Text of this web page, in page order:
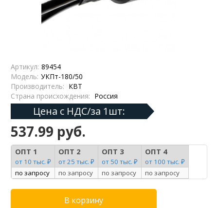
Артикул: 89454
Модель: УКПт-180/50
Производитель: КВТ
Страна происхождения: Россия
Цена с НДС/за 1шт:
537.99 руб.
ОПТ 1
от 10 тыс. ₽
ОПТ 2
от 25 тыс. ₽
ОПТ 3
от 50 тыс. ₽
ОПТ 4
от 100 тыс. ₽
по запросу
по запросу по запросу по запросу